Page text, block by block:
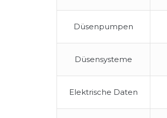
Düsenpumpen
Düsensysteme
Elektrische Daten